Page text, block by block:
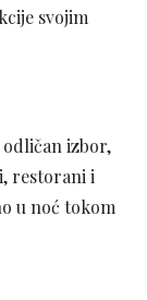
svojim
odličan izbor,
restorani i
u noć tokom